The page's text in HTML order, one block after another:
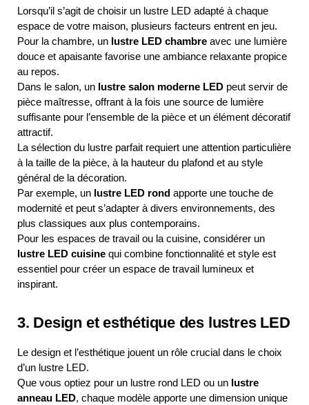
Lorsqu’il s’agit de choisir un lustre LED adapté à chaque
espace de votre maison, plusieurs facteurs entrent en jeu.
Pour la chambre, un lustre LED chambre avec une lumière
douce et apaisante favorise une ambiance relaxante propice
au repos.
Dans le salon, un lustre salon moderne LED peut servir de
pièce maîtresse, offrant à la fois une source de lumière
suffisante pour l’ensemble de la pièce et un élément décoratif
attractif.
La sélection du lustre parfait requiert une attention particulière
à la taille de la pièce, à la hauteur du plafond et au style
général de la décoration.
Par exemple, un lustre LED rond apporte une touche de
modernité et peut s’adapter à divers environnements, des
plus classiques aux plus contemporains.
Pour les espaces de travail ou la cuisine, considérer un
lustre LED cuisine qui combine fonctionnalité et style est
essentiel pour créer un espace de travail lumineux et
inspirant.
3. Design et esthétique des lustres LED
Le design et l’esthétique jouent un rôle crucial dans le choix
d’un lustre LED.
Que vous optiez pour un lustre rond LED ou un lustre
anneau LED, chaque modèle apporte une dimension unique